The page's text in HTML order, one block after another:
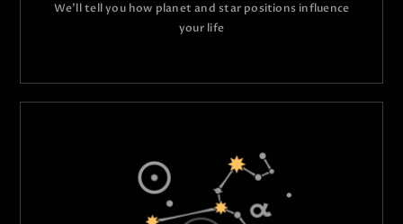
We’ll tell you how planet and star positions influence
your life